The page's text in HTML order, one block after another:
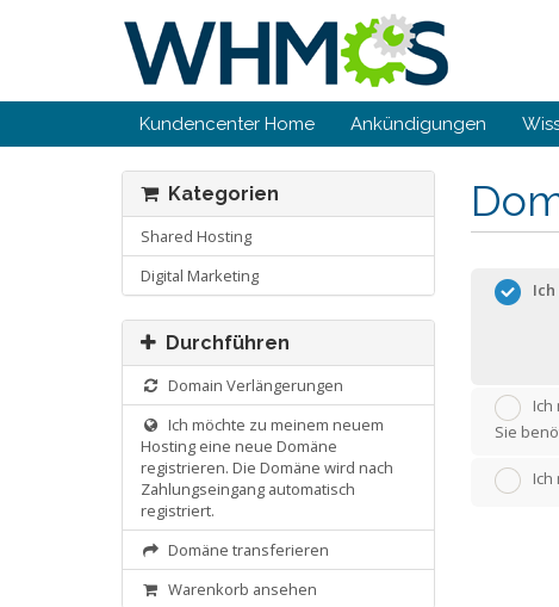
Kundencenter Home Ankündigungen
Kategorien
Shared Hosting
Digital Marketing
Durchführen
Domain Verlängerungen
Ich möchte zu meinem neuem
Hosting eine neue Domäne
registrieren. Die Domäne wird nach
Zahlungseingang automatisch
registriert.
Domäne transferieren
Warenkorb ansehen
Sie